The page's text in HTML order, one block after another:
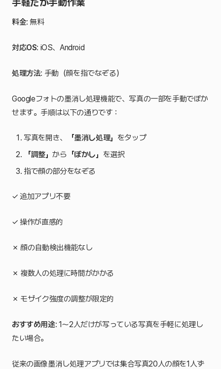
手軽だが手動作業
料金: 無料
対応OS: iOS、Android
処理方法: 手動（顔を指でなぞる）
Googleフォトの墨消し処理機能で、写真の一部を手動でぼか
せます。手順は以下の通りです：
写真を開き、 「墨消し処理」 をタップ
「調整」から 「ぼかし」 を選択
指で顔の部分をなぞる
✓ 追加アプリ不要
✓ 操作が直感的
✗ 顔の自動検出機能なし
✗ 複数人の処理に時間がかかる
✗ モザイク強度の調整が限定的
おすすめ用途: 1〜2人だけが写っている写真を手軽に処理し
たい場合。
従来の画像墨消し処理アプリでは集合写真20人の顔を1人ず